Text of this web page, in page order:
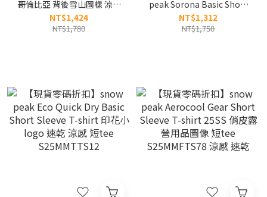
哥倫比亞 背後雪山圖樣 涼感
短tee PM0950
NT$1,424
NT$1,780
peak Sorona Basic Short
Sleeve T-shirt Sorona 速乾
刺繡logo短tee
NT$1,312
NT$1,750